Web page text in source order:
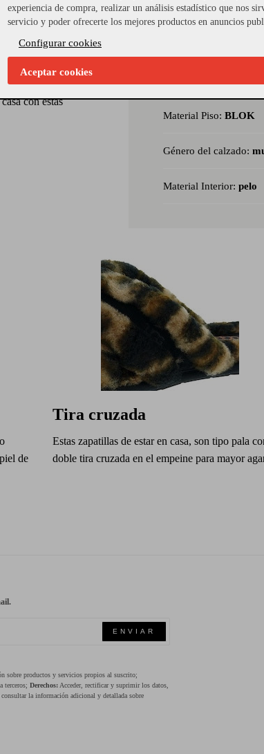
estar en casa en piel
tiene doble
es de goma
de oveja
Protege tus pies de
con estas
Material Piso: BLOK
Género del calzado:
Material Interior: pelo
de
Tira cruzada
Estas zapatillas de estar en casa, son tipo pala
doble tira cruzada en el empeine para mayor
ENVIAR
sobre productos y servicios propios al suscrito;
terceros; Derechos: Acceder, rectificar y suprimir los datos,
la información adicional y detallada sobre
experiencia de compra, realizar un análisis estadístico que nos
servicio y poder ofrecerte los mejores productos en anuncios
Configurar cookies
Aceptar cookies